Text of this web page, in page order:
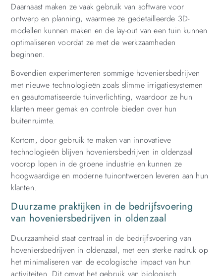
Daarnaast maken ze vaak gebruik van software voor
ontwerp en planning, waarmee ze gedetailleerde 3D-
modellen kunnen maken en de lay-out van een tuin kunnen
optimaliseren voordat ze met de werkzaamheden
beginnen.
Bovendien experimenteren sommige hoveniersbedrijven
met nieuwe technologieën zoals slimme irrigatiesystemen
en geautomatiseerde tuinverlichting, waardoor ze hun
klanten meer gemak en controle bieden over hun
buitenruimte.
Kortom, door gebruik te maken van innovatieve
technologieën blijven hoveniersbedrijven in oldenzaal
voorop lopen in de groene industrie en kunnen ze
hoogwaardige en moderne tuinontwerpen leveren aan hun
klanten.
Duurzame praktijken in de bedrijfsvoering
van hoveniersbedrijven in oldenzaal
Duurzaamheid staat centraal in de bedrijfsvoering van
hoveniersbedrijven in oldenzaal, met een sterke nadruk op
het minimaliseren van de ecologische impact van hun
activiteiten. Dit omvat het gebruik van biologisch